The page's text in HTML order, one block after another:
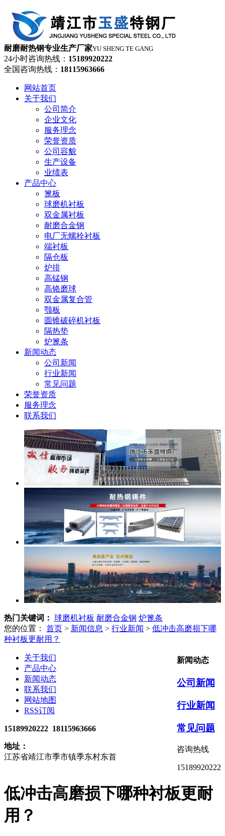
耐磨耐热钢专业生产厂家YU SHENG TE GANG
24小时咨询热线： 15189920222
全国咨询热线： 18115963666
网站首页
关于我们
公司简介
企业文化
服务理念
荣誉资质
公司容貌
生产设备
业绩表
产品中心
篦板
球磨机衬板
双金属衬板
耐磨合金钢
电厂无螺栓衬板
端衬板
隔仓板
炉排
高锰钢
高铬磨球
双金属复合管
颚板
圆锥破碎机衬板
隔热垫
炉篦条
新闻动态
公司新闻
行业新闻
常见问题
荣誉资质
服务理念
联系我们
热门关键词： 球磨机衬板 耐磨合金钢 炉篦条
您的位置：
首页 > 新闻信息 > 行业新闻 > 低冲击高磨损下哪
种衬板更耐用？
新闻动态
公司新闻
行业新闻
常见问题
咨询热线
15189920222
低冲击高磨损下哪种衬板更耐
用？
关于我们
产品中心
新闻动态
联系我们
网站地图
RSS订阅
15189920222 18115963666
地址：
江苏省靖江市季市镇季东村东首